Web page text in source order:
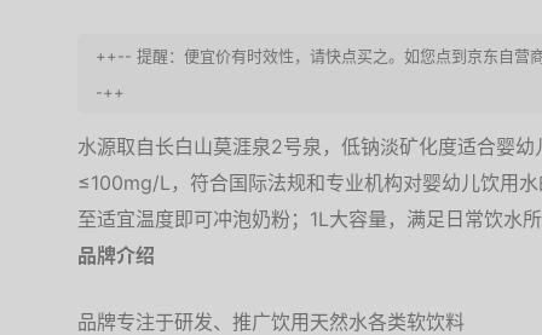
++-- 提醒：便宜价有时效性，请快点买之。如您点到京东自营
-++
水源取自长白山莫涯泉2号泉，低钠淡矿化度适合婴
≤100mg/L，符合国际法规和专业机构对婴幼儿饮用
至适宜温度即可冲泡奶粉；1L大容量，满足日常饮水
品牌介绍
品牌专注于研发、推广饮用天然水各类软饮料